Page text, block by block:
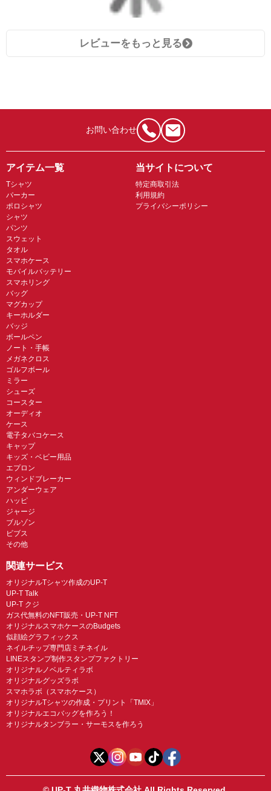
レビューをもっと見る
お問い合わせ
アイテム一覧
Tシャツ
パーカー
ポロシャツ
シャツ
パンツ
スウェット
タオル
スマホケース
モバイルバッテリー
スマホリング
バッグ
マグカップ
キーホルダー
バッジ
ボールペン
ノート・手帳
メガネクロス
ゴルフボール
ミラー
シューズ
コースター
オーディオ
ケース
電子タバコケース
キャップ
キッズ・ベビー用品
エプロン
ウィンドブレーカー
アンダーウェア
ハッピ
ジャージ
ブルゾン
ビブス
その他
当サイトについて
特定商取引法
利用規約
プライバシーポリシー
関連サービス
オリジナルTシャツ作成のUP-T
UP-T Talk
UP-T クジ
ガス代無料のNFT販売・UP-T NFT
オリジナルスマホケースのBudgets
似顔絵グラフィックス
ネイルチップ専門店ミチネイル
LINEスタンプ制作スタンプファクトリー
オリジナルノベルティラボ
オリジナルグッズラボ
スマホラボ（スマホケース）
オリジナルTシャツの作成・プリント「TMIX」
オリジナルエコバッグを作ろう！
オリジナルタンブラー・サーモスを作ろう